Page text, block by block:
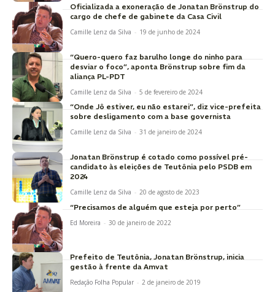
Oficializada a exoneração de Jonatan Brönstrup do
cargo de chefe de gabinete da Casa Civil
Camille Lenz da Silva - 19 de junho de 2024
“Quero-quero faz barulho longe do ninho para
desviar o foco”, aponta Brönstrup sobre fim da
aliança PL-PDT
Camille Lenz da Silva - 5 de fevereiro de 2024
“Onde Jô estiver, eu não estarei”, diz vice-prefeita
sobre desligamento com a base governista
Camille Lenz da Silva - 31 de janeiro de 2024
Jonatan Brönstrup é cotado como possível pré-
candidato às eleições de Teutônia pelo PSDB em
2024
Camille Lenz da Silva - 20 de agosto de 2023
“Precisamos de alguém que esteja por perto”
Ed Moreira - 30 de janeiro de 2022
Prefeito de Teutônia, Jonatan Brönstrup, inicia
gestão à frente da Amvat
Redação Folha Popular - 2 de janeiro de 2019